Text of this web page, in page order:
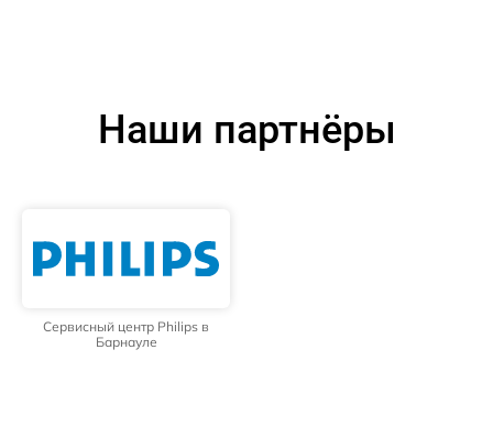
Наши партнёры
Сервисный центр Philips в
Барнауле